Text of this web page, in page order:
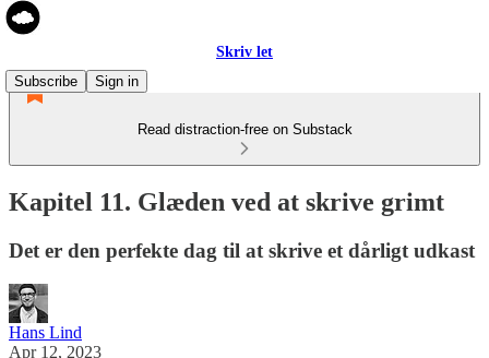
Skriv let
Subscribe
Sign in
Read distraction-free on Substack
Kapitel 11. Glæden ved at skrive grimt
Det er den perfekte dag til at skrive et dårligt udkast
Hans Lind
Apr 12, 2023